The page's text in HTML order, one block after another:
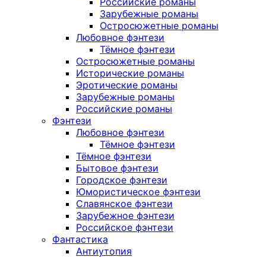
Зарубежные романы
Остросюжетные романы
Любовное фэнтези
Тёмное фэнтези
Остросюжетные романы
Исторические романы
Эротические романы
Зарубежные романы
Российские романы
Фэнтези
Любовное фэнтези
Тёмное фэнтези
Тёмное фэнтези
Бытовое фэнтези
Городское фэнтези
Юмористическое фэнтези
Славянское фэнтези
Зарубежное фэнтези
Российское фэнтези
Фантастика
Антиутопия